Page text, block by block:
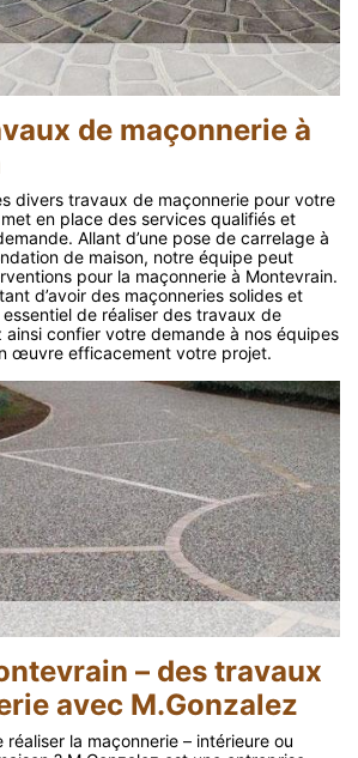
de maçonnerie à
divers travaux de maçonnerie pour votre
en place des services qualifiés et
Allant d’une pose de carrelage à
de maison, notre équipe peut
pour la maçonnerie à Montevrain.
d’avoir des maçonneries solides et
de réaliser des travaux de
ainsi confier votre demande à nos équipes
œuvre efficacement votre projet.
– des travaux
avec M.Gonzalez
la maçonnerie – intérieure ou